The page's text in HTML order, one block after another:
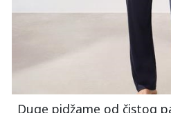
Duge pidžame od čistog